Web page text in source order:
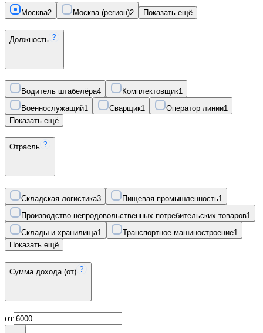
Москва2 Москва (регион)2 Показать ещё
Должность
Водитель штабелёра4 Комплектовщик1
Военнослужащий1 Сварщик1 Оператор линии1
Показать ещё
Отрасль
Складская логистика3 Пищевая промышленность1
Производство непродовольственных потребительских товаров1
Склады и хранилища1 Транспортное машиностроение1
Показать ещё
Сумма дохода (от)
от